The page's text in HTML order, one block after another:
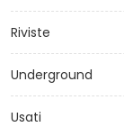
Riviste
Underground
Usati